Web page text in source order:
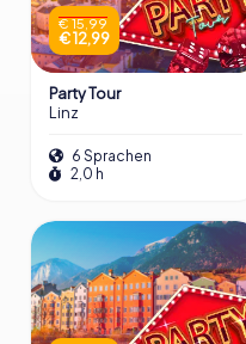
€ 15,99
€ 12,99
Party Tour
Linz
6 Sprachen
2,0 h